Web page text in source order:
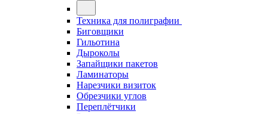
Техника для полиграфии
Биговщики
Гильотина
Дыроколы
Запайщики пакетов
Ламинаторы
Нарезчики визиток
Обрезчики углов
Переплётчики